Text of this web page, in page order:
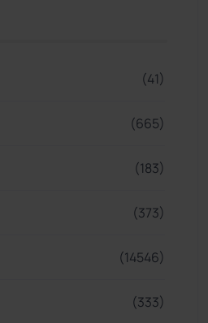
(41)
(665)
(183)
(373)
(14546)
(333)